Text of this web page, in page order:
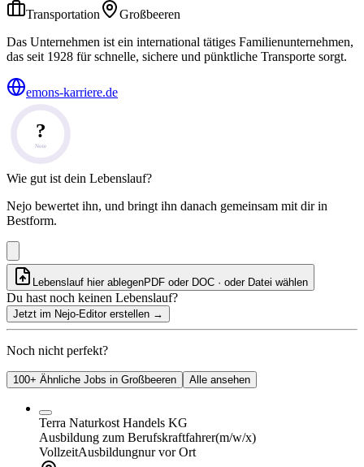
Transportation
Großbeeren
Das Unternehmen ist ein international tätiges Familienunternehmen,
das seit 1928 für schnelle, sichere und pünktliche Transporte sorgt.
emons-karriere.de
?
Note
Wie gut ist dein Lebenslauf?
Nejo bewertet ihn, und bringt ihn danach gemeinsam mit dir in
Bestform.
Lebenslauf hier ablegenPDF oder DOC · oder Datei wählen
Du hast noch keinen Lebenslauf?
Jetzt im Nejo-Editor erstellen →
Noch nicht perfekt?
100+ Ähnliche Jobs in Großbeeren Alle ansehen
Terra Naturkost Handels KG
Ausbildung zum Berufskraftfahrer(m/w/x)
VollzeitAusbildungnur vor Ort